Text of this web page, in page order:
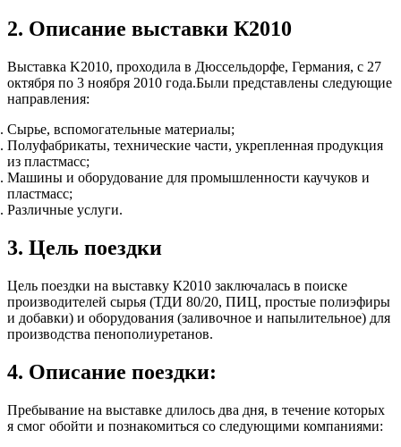
2. Описание выставки К2010
Выставка K2010, проходила в Дюссельдорфе, Германия, с 27
октября по 3 ноября 2010 года.Были представлены следующие
направления:
Сырье, вспомогательные материалы;
Полуфабрикаты, технические части, укрепленная продукция
из пластмасс;
Машины и оборудование для промышленности каучуков и
пластмасс;
Различные услуги.
3. Цель поездки
Цель поездки на выставку К2010 заключалась в поиске
производителей сырья (ТДИ 80/20, ПИЦ, простые полиэфиры
и добавки) и оборудования (заливочное и напылительное) для
производства пенополиуретанов.
4. Описание поездки:
Пребывание на выставке длилось два дня, в течение которых
я смог обойти и познакомиться со следующими компаниями: